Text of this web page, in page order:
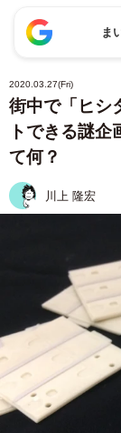
ま
2020.03.27(Fri)
街中で「ヒシ
トできる謎
て何？
川上 隆宏